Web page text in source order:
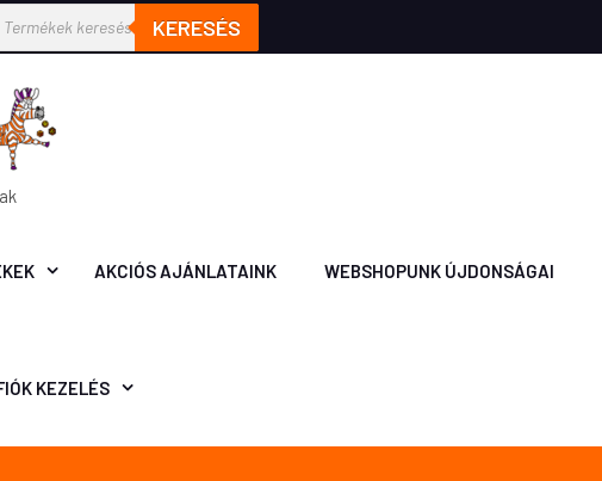
KERESÉS
AKCIÓS AJÁNLATAINK WEBSHOPUNK ÚJDONSÁGAI
KEZELÉS